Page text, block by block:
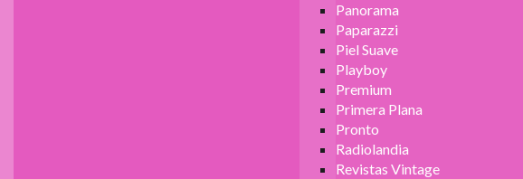
Panorama
Paparazzi
Piel Suave
Playboy
Premium
Primera Plana
Pronto
Radiolandia
Revistas Vintage